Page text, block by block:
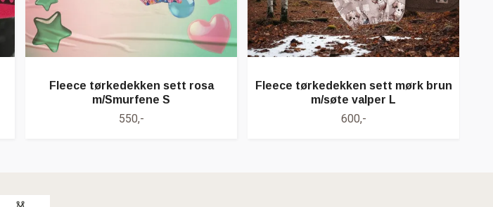
Fleece tørkedekken sett rosa
m/Smurfene S
550,-
Fleece tørkedekken sett mørk brun
m/søte valper L
600,-